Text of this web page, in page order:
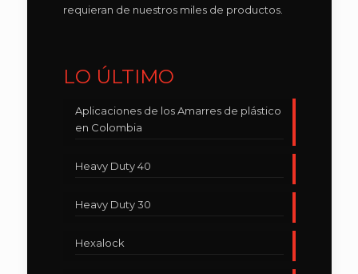
requieran de nuestros miles de productos.
LO ÚLTIMO
Aplicaciones de los Amarres de plástico
en Colombia
Heavy Duty 40
Heavy Duty 30
Hexalock